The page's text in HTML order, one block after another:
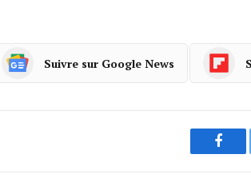
Suivre sur Google News